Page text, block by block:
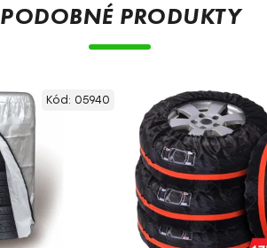
PODOBNÉ PRODUKTY
Kód: 05940